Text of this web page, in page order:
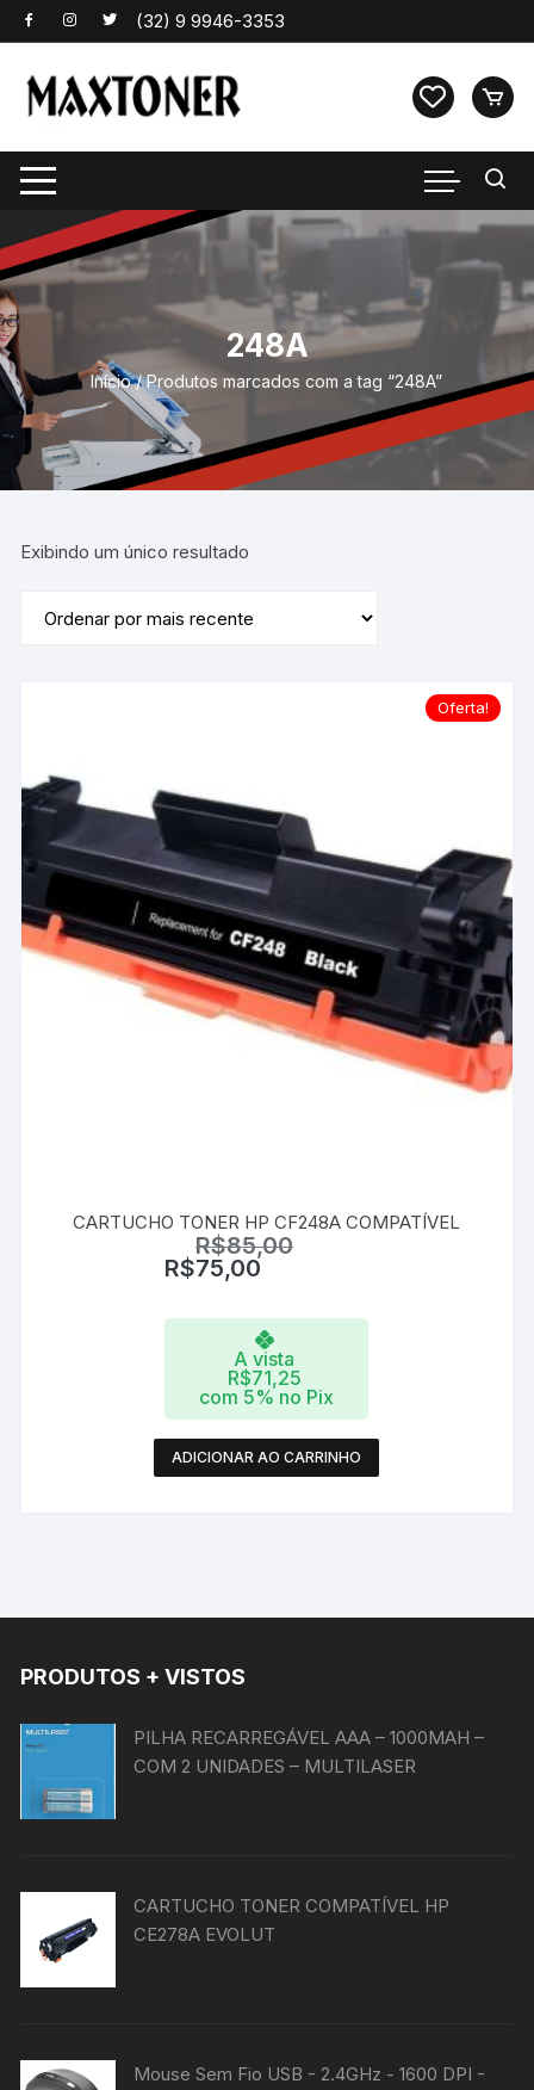
Pular
para
conteúdo
248A
Início/ Produtos marcados com a tag “248A”
Exibindo um único resultado
Oferta!
CARTUCHO TONER HP CF248A COMPATÍVEL
R$85,00
R$75,00
A vista
R$71,25
com 5% no Pix
ADICIONAR AO CARRINHO
PRODUTOS + VISTOS
PILHA RECARREGÁVEL AAA – 1000MAH –
COM 2 UNIDADES – MULTILASER
CARTUCHO TONER COMPATÍVEL HP
CE278A EVOLUT
Mouse Sem Fio USB - 2.4GHz - 1600 DPI -